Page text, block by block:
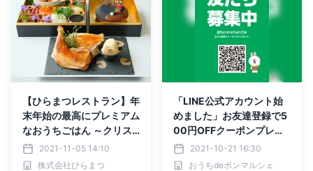
【ひらまつレストラン】年
末年始の最高にプレミアム
なおうちごはん ～クリス
マステイクアウト＆おせち
～
2021-11-05 14:10
株式会社ひらまつ
「LINE公式アカウント始
めました」お友達登録で5
00円OFFクーポンプレゼ
ント！2021-10-21 16:30
おうちdeボンマルシェ